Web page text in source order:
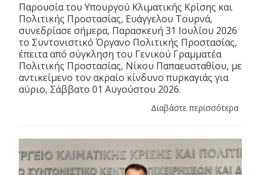
Παρουσία του Υπουργού Κλιματικής Κρίσης και
Πολιτικής Προστασίας, Ευάγγελου Τουρνά,
συνεδρίασε σήμερα, Παρασκευή 31 Ιουλίου 2026
το Συντονιστικό Όργανο Πολιτικής Προστασίας,
έπειτα από σύγκληση του Γενικού Γραμματέα
Πολιτικής Προστασίας, Νίκου Παπαευσταθίου, με
αντικείμενο τον ακραίο κίνδυνο πυρκαγιάς για
αύριο, Σάββατο 01 Αυγούστου 2026.
Διαβάστε περισσότερα